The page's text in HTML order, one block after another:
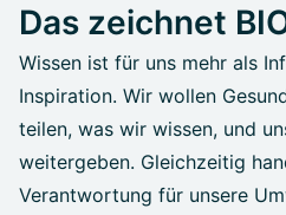
Das zeichnet
Wissen ist für uns mehr als
Inspiration. Wir wollen
teilen, was wir wissen, und
weitergeben. Gleichzeitig
Verantwortung für unsere